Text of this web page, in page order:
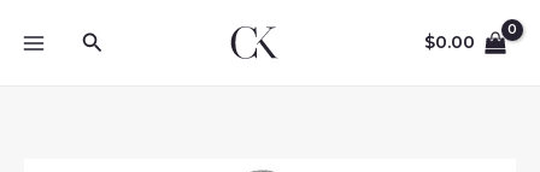
Search $0.00